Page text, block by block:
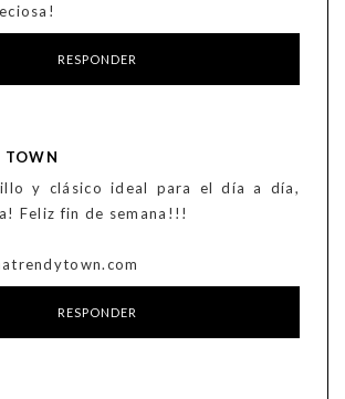
RESPONDER
TOWN
y clásico ideal para el día a día,
Feliz fin de semana!!!
RESPONDER